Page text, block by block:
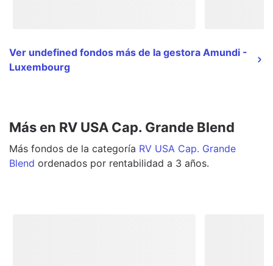
Ver undefined fondos más de la gestora Amundi -
Luxembourg
Más en RV USA Cap. Grande Blend
Más fondos de la categoría RV USA Cap. Grande
Blend ordenados por rentabilidad a 3 años.